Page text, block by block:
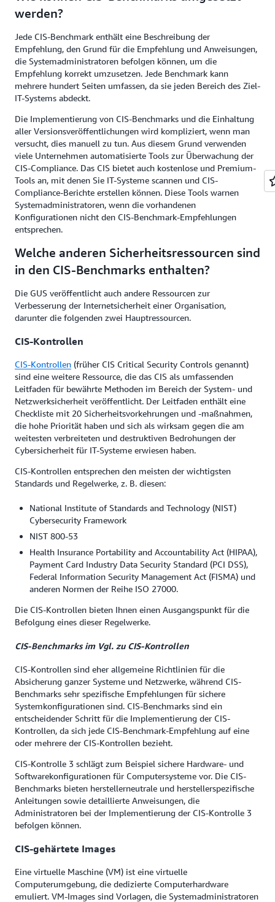
werden?
Jede CIS-Benchmark enthält eine Beschreibung der
Empfehlung, den Grund für die Empfehlung und Anweisungen,
die Systemadministratoren befolgen können, um die
Empfehlung korrekt umzusetzen. Jede Benchmark kann
mehrere hundert Seiten umfassen, da sie jeden Bereich des Ziel-
IT-Systems abdeckt.
Die Implementierung von CIS-Benchmarks und die Einhaltung
aller Versionsveröffentlichungen wird kompliziert, wenn man
versucht, dies manuell zu tun. Aus diesem Grund verwenden
viele Unternehmen automatisierte Tools zur Überwachung der
CIS-Compliance. Das CIS bietet auch kostenlose und Premium-
Tools an, mit denen Sie IT-Systeme scannen und CIS-
Compliance-Berichte erstellen können. Diese Tools warnen
Systemadministratoren, wenn die vorhandenen
Konfigurationen nicht den CIS-Benchmark-Empfehlungen
entsprechen.
Welche anderen Sicherheitsressourcen sind
in den CIS-Benchmarks enthalten?
Die GUS veröffentlicht auch andere Ressourcen zur
Verbesserung der Internetsicherheit einer Organisation,
darunter die folgenden zwei Hauptressourcen.
CIS-Kontrollen
CIS-Kontrollen (früher CIS Critical Security Controls genannt)
sind eine weitere Ressource, die das CIS als umfassenden
Leitfaden für bewährte Methoden im Bereich der System- und
Netzwerksicherheit veröffentlicht. Der Leitfaden enthält eine
Checkliste mit 20 Sicherheitsvorkehrungen und -maßnahmen,
die hohe Priorität haben und sich als wirksam gegen die am
weitesten verbreiteten und destruktiven Bedrohungen der
Cybersicherheit für IT-Systeme erwiesen haben.
CIS-Kontrollen entsprechen den meisten der wichtigsten
Standards und Regelwerke, z. B. diesen:
National Institute of Standards and Technology (NIST)
Cybersecurity Framework
NIST 800-53
Health Insurance Portability and Accountability Act (HIPAA),
Payment Card Industry Data Security Standard (PCI DSS),
Federal Information Security Management Act (FISMA) und
anderen Normen der Reihe ISO 27000.
Die CIS-Kontrollen bieten Ihnen einen Ausgangspunkt für die
Befolgung eines dieser Regelwerke.
CIS-Benchmarks im Vgl. zu CIS-Kontrollen
CIS-Kontrollen sind eher allgemeine Richtlinien für die
Absicherung ganzer Systeme und Netzwerke, während CIS-
Benchmarks sehr spezifische Empfehlungen für sichere
Systemkonfigurationen sind. CIS-Benchmarks sind ein
entscheidender Schritt für die Implementierung der CIS-
Kontrollen, da sich jede CIS-Benchmark-Empfehlung auf eine
oder mehrere der CIS-Kontrollen bezieht.
CIS-Kontrolle 3 schlägt zum Beispiel sichere Hardware- und
Softwarekonfigurationen für Computersysteme vor. Die CIS-
Benchmarks bieten herstellerneutrale und herstellerspezifische
Anleitungen sowie detaillierte Anweisungen, die
Administratoren bei der Implementierung der CIS-Kontrolle 3
befolgen können.
CIS-gehärtete Images
Eine virtuelle Maschine (VM) ist eine virtuelle
Computerumgebung, die dedizierte Computerhardware
emuliert. VM-Images sind Vorlagen, die Systemadministratoren